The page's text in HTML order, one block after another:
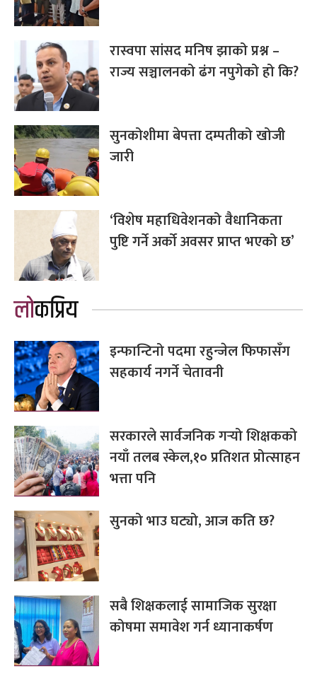
रास्वपा सांसद मनिष झाको प्रश्न –
राज्य सञ्चालनको ढंग नपुगेको हो कि?
सुनकोशीमा बेपत्ता दम्पतीको खोजी
जारी
‘विशेष महाधिवेशनको वैधानिकता
पुष्टि गर्ने अर्को अवसर प्राप्त भएको छ’
लोकप्रिय
इन्फान्टिनो पदमा रहुन्जेल फिफासँग
सहकार्य नगर्ने चेतावनी
सरकारले सार्वजनिक गर्‍यो शिक्षकको
नयाँ तलब स्केल,१० प्रतिशत प्रोत्साहन
भत्ता पनि
सुनको भाउ घट्यो, आज कति छ?
सबै शिक्षकलाई सामाजिक सुरक्षा
कोषमा समावेश गर्न ध्यानाकर्षण